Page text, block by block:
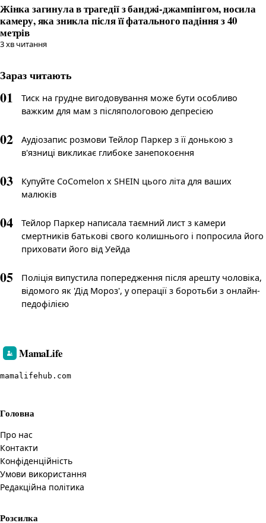
Жінка загинула в трагедії з банджі-джампінгом, носила
камеру, яка зникла після її фатального падіння з 40
метрів
3хв читання
Зараз читають
01
Тиск на грудне вигодовування може бути особливо
важким для мам з післяпологовою депресією
02
Аудіозапис розмови Тейлор Паркер з її донькою з
в'язниці викликає глибоке занепокоєння
03
Купуйте CoComelon x SHEIN цього літа для ваших
малюків
04
Тейлор Паркер написала таємний лист з камери
смертників батькові свого колишнього і попросила його
приховати його від Уейда
05
Поліція випустила попередження після арешту чоловіка,
відомого як 'Дід Мороз', у операції з боротьби з онлайн-
педофілією
MamaLife
mamalifehub.com
Головна
Про нас
Контакти
Конфіденційність
Умови використання
Редакційна політика
Розсилка